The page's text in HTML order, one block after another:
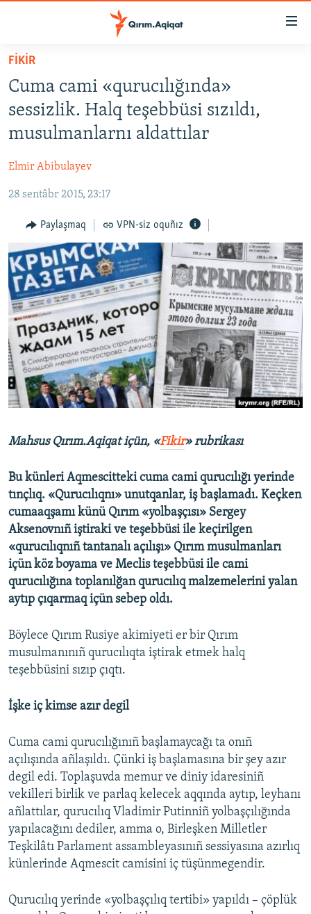
Esas
qaytmaq
Baş
navigatsiyağa
qaytmaq
Qıdıruvğa
İQTİSADİYAT
MEDENİYET
İNSAN AQLARI
VİDEO
SÜRET
BLOGLAR
FİKİR
Русский
Українською
QOŞULIÑIZ!
FİKİR
Cuma cami «qurucılığında»
sessizlik. Halq teşebbüsi sızıldı,
musulmanlarnı aldattılar
Elmir Abibulayev
28 sentâbr 2015, 23:17
Paylaşmaq VPN-siz oquñız
Mahsus Qırım.Aqiqat içün, «Fikir» rubrikası
Bu künleri Aqmescitteki cuma cami qurucılığı yerinde
tınçlıq. «Qurucılıqnı» unutqanlar, iş başlamadı. Keçken
cumaaqşamı künü Qırım «yolbaşçısı» Sergey
Aksenovnıñ iştiraki ve teşebbüsi ile keçirilgen
«qurucılıqnıñ tantanalı açılışı» Qırım musulmanları
içün köz boyama ve Meclis teşebbüsi ile cami
qurucılığına toplanılğan qurucılıq malzemelerini yalan
aytıp çıqarmaq içün sebep oldı.
Böylece Qırım Rusiye akimiyeti er bir Qırım
musulmanınıñ qurucılıqta iştirak etmek halq
teşebbüsini sızıp çıqtı.
İşke iç kimse azır degil
Cuma cami qurucılığınıñ başlamaycağı ta onıñ
açılışında añlaşıldı. Çünki iş başlamasına bir şey azır
degil edi. Toplaşuvda memur ve diniy idaresiniñ
vekilleri birlik ve parlaq kelecek aqqında aytıp, leyhanı
añlattılar, qurucılıq Vladimir Putinniñ yolbaşçılığında
yapılacağını dediler, amma o, Birleşken Milletler
Teşkilâtı Parlament assambleyasınıñ sessiyasına azırlıq
künlerinde Aqmescit camisini iç tüşünmegendir.
Qurucılıq yerinde «yolbaşçılıq tertibi» yapıldı – çöplük